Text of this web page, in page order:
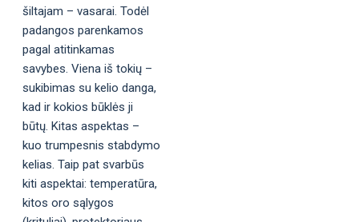
šiltajam – vasarai. Todėl
padangos parenkamos
pagal atitinkamas
savybes. Viena iš tokių –
sukibimas su kelio danga,
kad ir kokios būklės ji
būtų. Kitas aspektas –
kuo trumpesnis stabdymo
kelias. Taip pat svarbūs
kiti aspektai: temperatūra,
kitos oro sąlygos